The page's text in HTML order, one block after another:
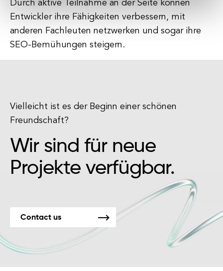
Durch aktive Teilnahme an der Seite können
Entwickler ihre Fähigkeiten verbessern, mit
anderen Fachleuten netzwerken und sogar ihre
SEO-Bemühungen steigern.
Vielleicht ist es der Beginn einer schönen
Freundschaft?
Wir sind für neue
Projekte verfügbar.
Contact us